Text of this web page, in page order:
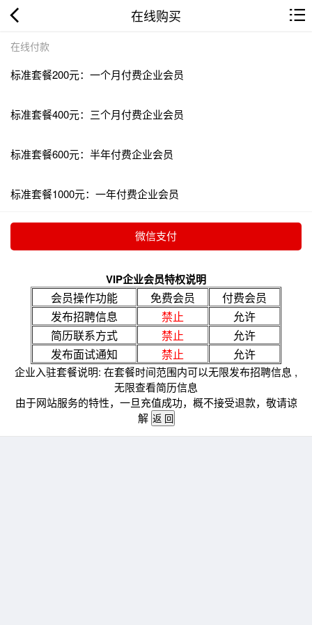
在线购买
在线付款
标准套餐200元：一个月付费企业会员
标准套餐400元：三个月付费企业会员
标准套餐600元：半年付费企业会员
标准套餐1000元：一年付费企业会员
VIP企业会员特权说明
会员操作功能 免费会员
付费会员
发布招聘信息
禁止
允许
简历联系方式
禁止
允许
发布面试通知
禁止 允许
企业入驻套餐说明: 在套餐时间范围内可以无限发布招聘信息 ,
无限查看简历信息
由于网站服务的特性，一旦充值成功，概不接受退款，敬请谅
解